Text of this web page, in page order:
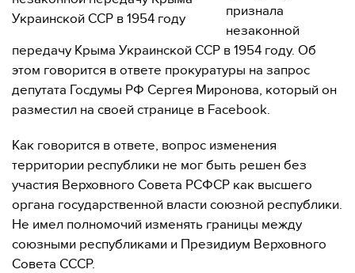
признала
незаконной
передачу Крыма Украинской ССР в 1954 году. Об
этом говорится в ответе прокуратуры на запрос
депутата Госдумы РФ Сергея Миронова, который он
разместил на своей странице в Facebook.
Как говорится в ответе, вопрос изменения
территории республики не мог быть решен без
участия Верховного Совета РСФСР как высшего
органа государственной власти союзной республики.
Не имел полномочий изменять границы между
союзными республиками и Президиум Верховного
Совета СССР.